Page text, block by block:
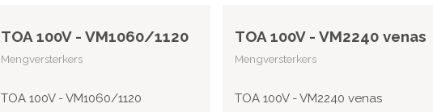
TOA 100V - VM1060/1120
Mengversterkers
TOA 100V - VM1060/1120
TOA 100V - VM2240 venas
Mengversterkers
TOA 100V - VM2240 venas